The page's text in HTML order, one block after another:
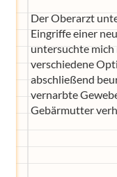
Der Oberarzt
Eingriffe einer
untersuchte mich
verschiedene
abschließend
vernarbte
Gebärmutter